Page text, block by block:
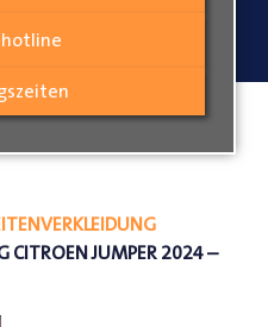
CITROEN JUMPER 2024 –